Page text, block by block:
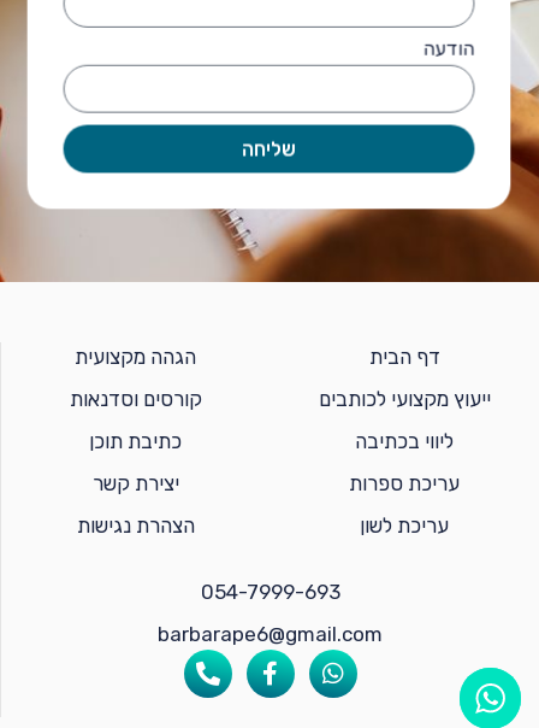
הודעה
שליחה
דף הבית
ייעוץ מקצועי לכותבים
ליווי בכתיבה
עריכת ספרות
עריכת לשון
הגהה מקצועית
קורסים וסדנאות
כתיבת תוכן
יצירת קשר
הצהרת נגישות
054-7999-693
barbarape6@gmail.com